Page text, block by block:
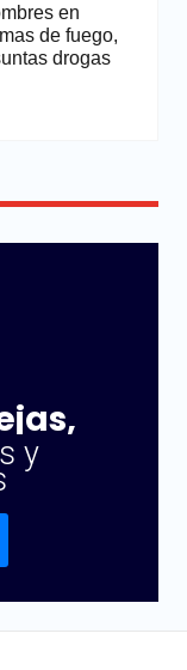
en
de fuego,
drogas
y